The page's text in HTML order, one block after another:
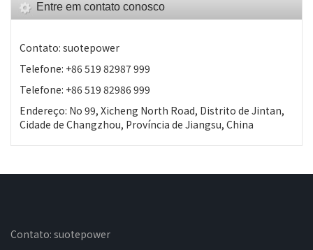
Entre em contato conosco
Contato: suotepower
Telefone: +86 519 82987 999
Telefone: +86 519 82986 999
Endereço: No 99, Xicheng North Road, Distrito de Jintan,
Cidade de Changzhou, Província de Jiangsu, China
Contato: suotepower